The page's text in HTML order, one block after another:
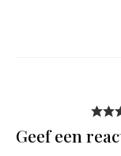
Geef een